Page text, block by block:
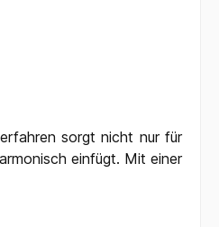
sorgt nicht nur für
einfügt. Mit einer